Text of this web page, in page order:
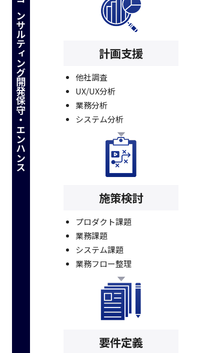
コンサルティング
開発
保守・エンハンス
計画支援
他社調査
UX/UX分析
業務分析
システム分析
施策検討
プロダクト課題
業務課題
システム課題
業務フロー整理
要件定義